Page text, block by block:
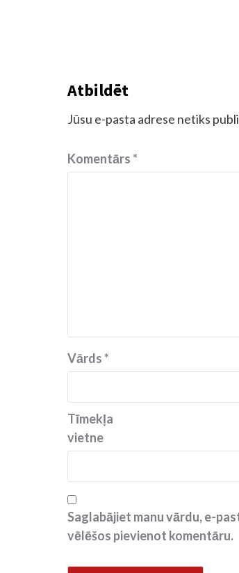
Atbildēt
Jūsu e-pasta adrese netiks
Komentārs*
Vārds*
Tīmekļa
vietne
Saglabājiet manu vārdu, e-
vēlēšos pievienot komentāru.